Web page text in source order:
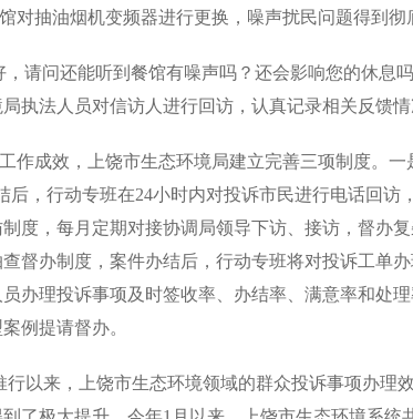
抽油烟机变频器进行更换，噪声扰民问题得到彻
请问还能听到餐馆有噪声吗？还会影响您的休息
执法人员对信访人进行回访，认真记录相关反馈情
成效，上饶市生态环境局建立完善三项制度。一
后，行动专班在24小时内对投诉市民进行电话回访
度，每月定期对接协调局领导下访、接访，督办
督办制度，案件办结后，行动专班将对投诉工单
办理投诉事项及时签收率、办结率、满意率和处理
例提请督办。
以来，上饶市生态环境领域的群众投诉事项办理